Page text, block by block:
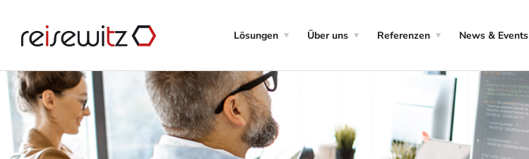
Lösungen Über uns Referenzen News & Events